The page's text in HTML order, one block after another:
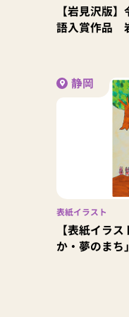
【岩見沢版
語入賞作品
静岡
表紙イラスト
【表紙イラ
か・夢のまち」